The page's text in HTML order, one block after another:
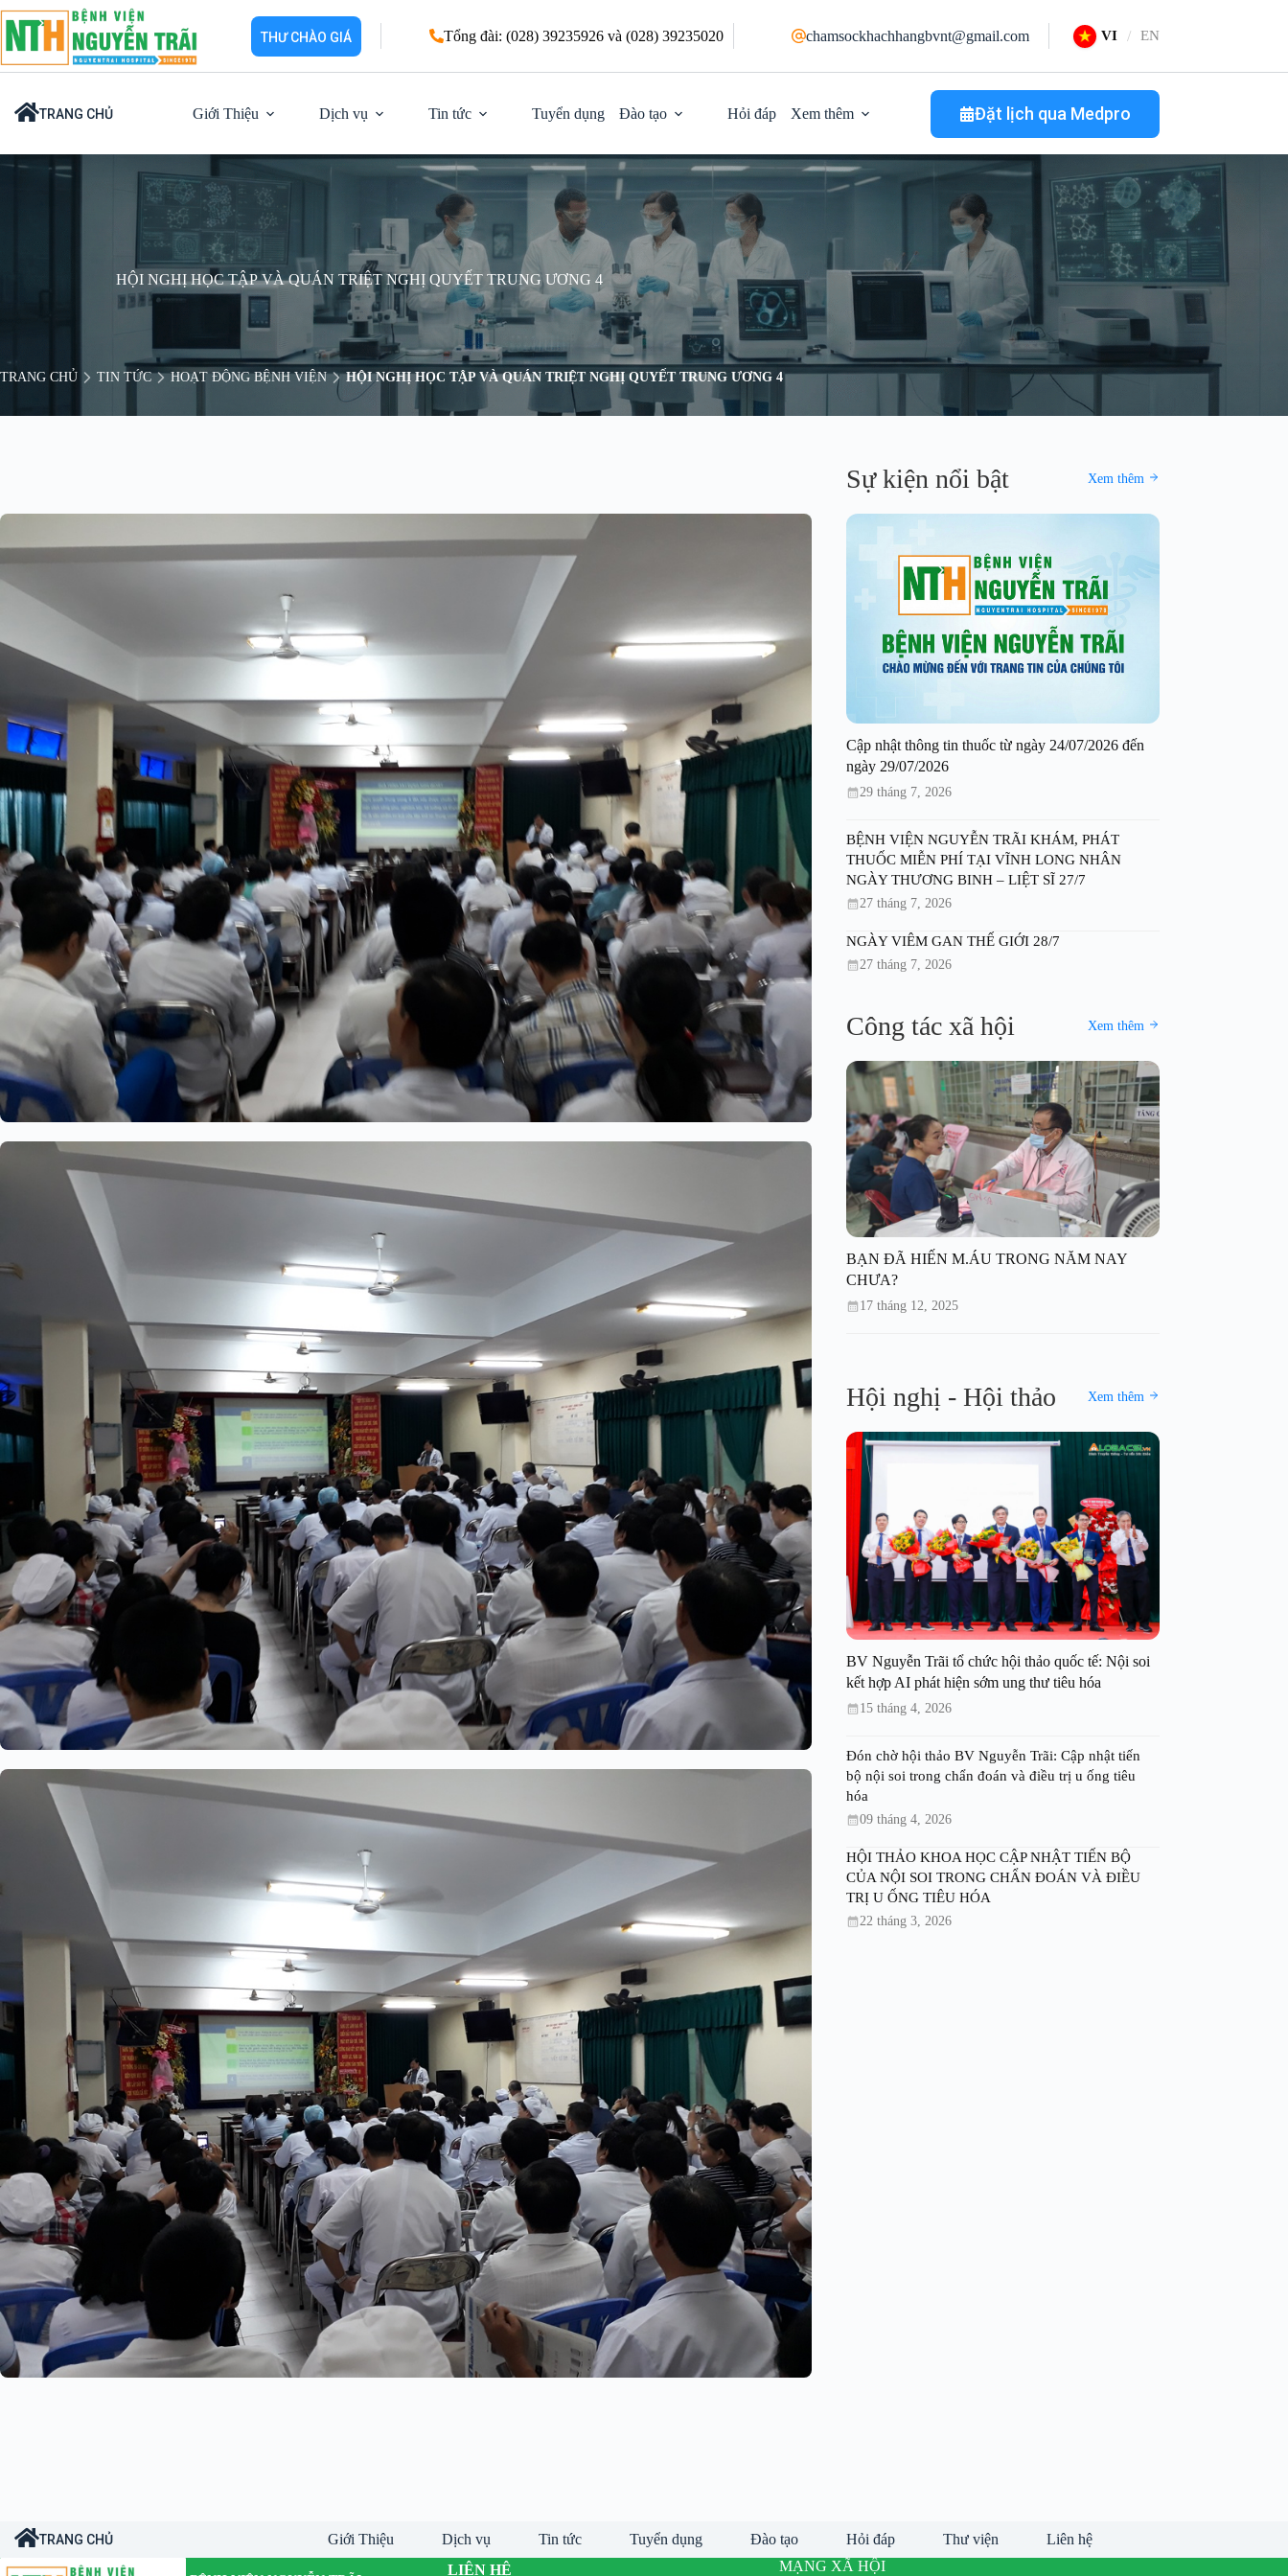
Chuyển
đến
phần
dung
THƯ CHÀO GIÁ Tổng đài: (028) 39235926 và (028) 39235020 chamsockhachhangbvnt@gmail.com EN
VI
TRANG CHỦ Giới Thiệu Dịch vụ Tin tức Tuyển dụng Đào tạo Hỏi đáp Xem thêm Đặt lịch qua Medpro
HỘI NGHỊ HỌC TẬP VÀ QUÁN TRIỆT NGHỊ QUYẾT TRUNG ƯƠNG 4
TRANG CHỦ TIN TỨC HOẠT ĐỘNG BỆNH VIỆN HỘI NGHỊ HỌC TẬP VÀ QUÁN TRIỆT NGHỊ QUYẾT TRUNG ƯƠNG 4
Sự kiện nổi bật Xem thêm
Cập nhật thông tin thuốc từ ngày 24/07/2026 đến
ngày 29/07/2026
29 tháng 7, 2026
BỆNH VIỆN NGUYỄN TRÃI KHÁM, PHÁT
THUỐC MIỄN PHÍ TẠI VĨNH LONG NHÂN
NGÀY THƯƠNG BINH – LIỆT SĨ 27/7
27 tháng 7, 2026
NGÀY VIÊM GAN THẾ GIỚI 28/7
27 tháng 7, 2026
Công tác xã hội Xem thêm
BẠN ĐÃ HIẾN M.ÁU TRONG NĂM NAY
CHƯA?
17 tháng 12, 2025
Hội nghị - Hội thảo Xem thêm
BV Nguyễn Trãi tổ chức hội thảo quốc tế: Nội soi
kết hợp AI phát hiện sớm ung thư tiêu hóa
15 tháng 4, 2026
Đón chờ hội thảo BV Nguyễn Trãi: Cập nhật tiến
bộ nội soi trong chẩn đoán và điều trị u ống tiêu
hóa
09 tháng 4, 2026
HỘI THẢO KHOA HỌC CẬP NHẬT TIẾN BỘ
CỦA NỘI SOI TRONG CHẨN ĐOÁN VÀ ĐIỀU
TRỊ U ỐNG TIÊU HÓA
22 tháng 3, 2026
TRANG CHỦ Giới Thiệu Dịch vụ Tin tức Tuyển dụng Đào tạo Hỏi đáp Thư viện Liên hệ
LIÊN HỆ MẠNG XÃ HỘI